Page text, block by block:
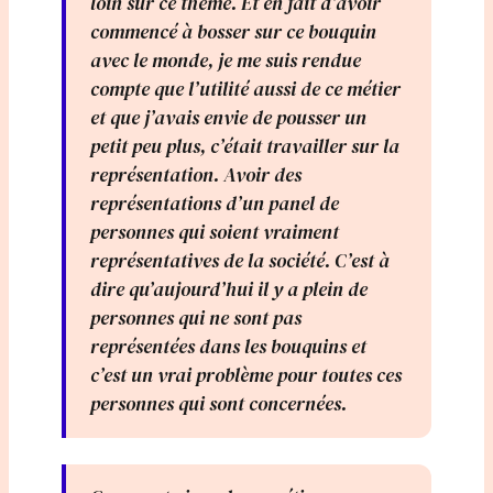
commencé à bosser sur ce bouquin
avec le monde, je me suis rendue
compte que l’utilité aussi de ce métier
et que j’avais envie de pousser un
petit peu plus, c’était travailler sur la
représentation. Avoir des
représentations d’un panel de
personnes qui soient vraiment
représentatives de la société. C’est à
dire qu’aujourd’hui il y a plein de
personnes qui ne sont pas
représentées dans les bouquins et
c’est un vrai problème pour toutes ces
personnes qui sont concernées.